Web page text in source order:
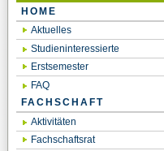
HOME
Aktuelles
Studieninteressierte
Erstsemester
FAQ
FACHSCHAFT
Aktivitäten
Fachschaftsrat